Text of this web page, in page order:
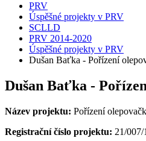
PRV
Úspěšné projekty v PRV
SCLLD
PRV 2014-2020
Úspěšné projekty v PRV
Dušan Baťka - Pořízení
Dušan Baťka -
Název projektu: Pořízení
Registrační číslo projektu: 21/